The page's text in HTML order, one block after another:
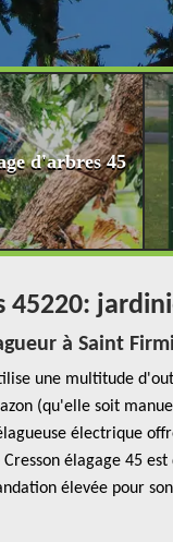
d'arbres 45
45220:
à Saint
une multitude
(qu'elle soit
électrique
élagage 45
élevée pour